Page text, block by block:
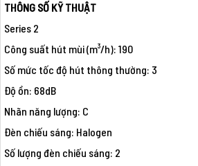
THÔNG SỐ KỸ THUẬT
Series 2
Công suất hút mùi (m³/h): 190
Số mức tốc độ hút thông thường: 3
Độ ồn: 68dB
Nhãn năng lượng: C
Đèn chiếu sáng: Halogen
Số lượng đèn chiếu sáng: 2